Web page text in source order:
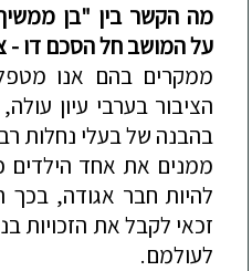
מה הקשר בין "בן
על המושב חל הסכם דו -
ממקרים בהם אנו
הציבור בערבי עיון
בהבנה של בעלי נחלות
ממנים את אחד
להיות חבר אגודה, בכך
זכאי לקבל את הזכויות
לעולמם.